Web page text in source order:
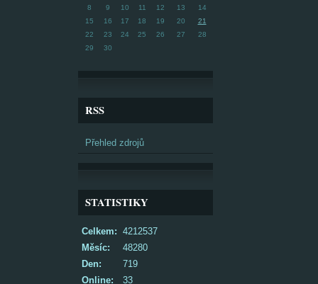
8
9 10 11 12 13
14
15
16 17 18 19 20
21
22
23 24 25 26 27
28
29
30
RSS
Přehled zdrojů
STATISTIKY
Online: 33
Celkem: 4212537
Měsíc:
48280
Den:
719